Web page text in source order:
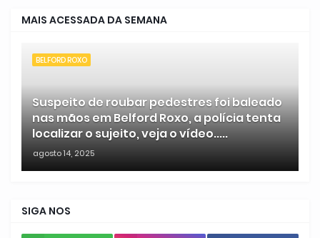
MAIS ACESSADA DA SEMANA
BELFORD ROXO
Suspeito de roubar pedestres foi baleado
nas mãos em Belford Roxo, a polícia tenta
localizar o sujeito, veja o vídeo.....
agosto 14, 2025
SIGA NOS